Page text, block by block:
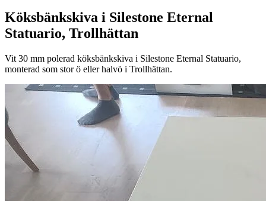
Köksbänkskiva i Silestone Eternal
Statuario, Trollhättan
Vit 30 mm polerad köksbänkskiva i Silestone Eternal Statuario,
monterad som stor ö eller halvö i Trollhättan.